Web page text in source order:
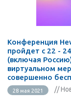
Конференция
пройдет с 22 -
(включая
виртуальном
совершенно
28 мая 2021 //